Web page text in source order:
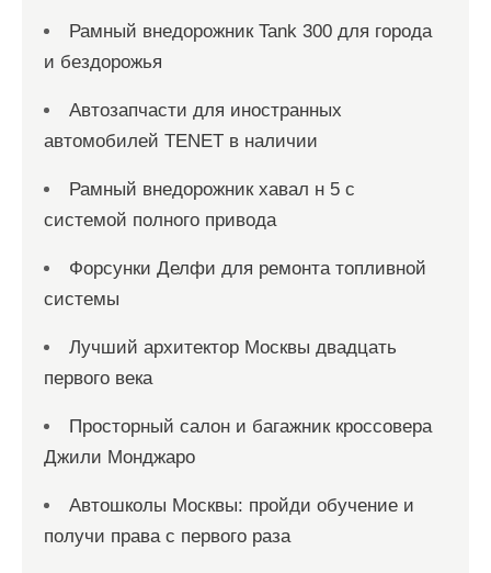
Рамный внедорожник Tank 300 для города
и бездорожья
Автозапчасти для иностранных
автомобилей TENET в наличии
Рамный внедорожник хавал н 5 с
системой полного привода
Форсунки Делфи для ремонта топливной
системы
Лучший архитектор Москвы двадцать
первого века
Просторный салон и багажник кроссовера
Джили Монджаро
Автошколы Москвы: пройди обучение и
получи права с первого раза